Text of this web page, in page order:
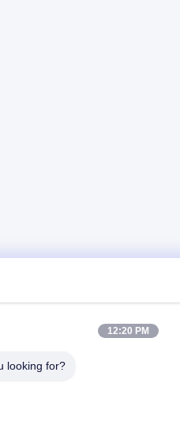
12:20 PM
looking for?